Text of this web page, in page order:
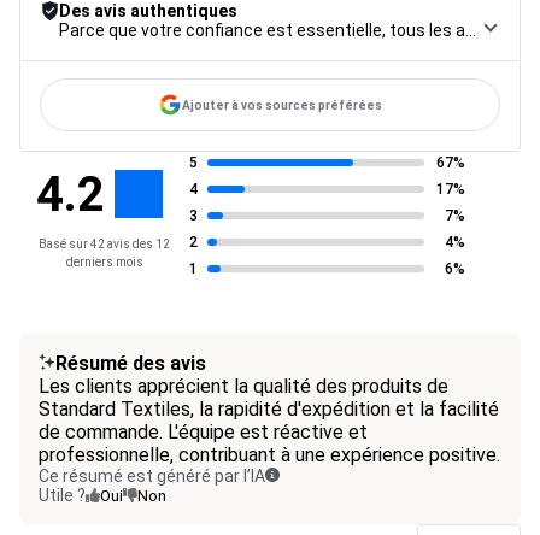
Des avis authentiques
Ajouter à vos sources préférées
4.2
Basé sur 42 avis des 12
derniers mois
5
67%
4
17%
3
7%
2
4%
1
6%
Résumé des avis
Les clients apprécient la qualité des produits de
Standard Textiles, la rapidité d'expédition et la facilité
de commande. L'équipe est réactive et
professionnelle, contribuant à une expérience positive.
Ce résumé est généré par l’IA
Utile ?
Oui Non